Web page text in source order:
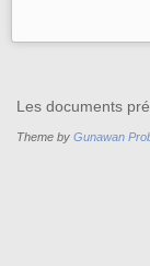
Les documents
Theme by Gunawan